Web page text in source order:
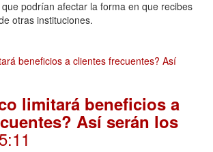
podrían afectar la forma en que recibes
otras instituciones.
limitará beneficios a
Así serán los